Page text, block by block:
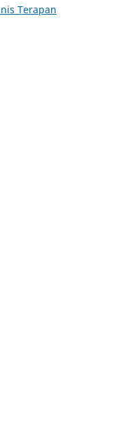
Terapan